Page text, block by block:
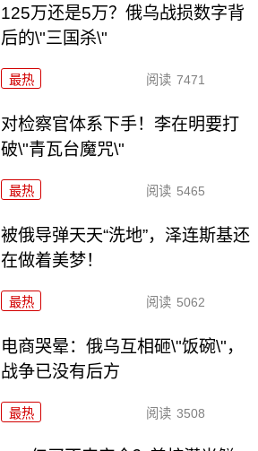
125万还是5万？俄乌战损数字背
后的\"三国杀\"
最热 阅读 7471
对检察官体系下手！李在明要打
破\"青瓦台魔咒\"
最热 阅读 5465
被俄导弹天天“洗地”，泽连斯基还
在做着美梦！
最热 阅读 5062
电商哭晕：俄乌互相砸\"饭碗\"，
战争已没有后方
最热 阅读 3508